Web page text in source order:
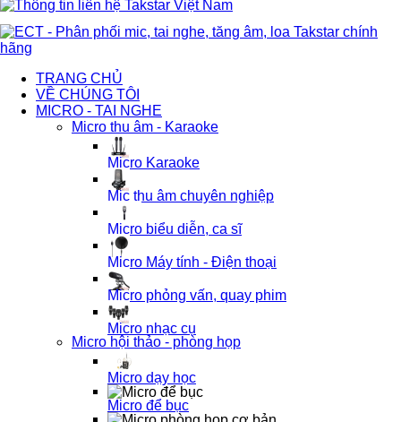
TRANG CHỦ
VỀ CHÚNG TÔI
MICRO - TAI NGHE
Micro thu âm - Karaoke
Micro Karaoke
Mic thu âm chuyên nghiệp
Micro biểu diễn, ca sĩ
Micro Máy tính - Điện thoại
Micro phỏng vấn, quay phim
Micro nhạc cụ
Micro hội thảo - phòng họp
Micro dạy học
Micro để bục